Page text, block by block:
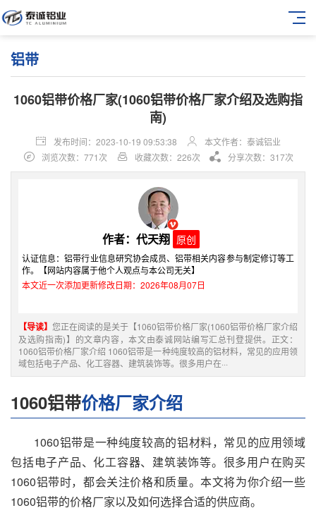
铝带
1060铝带价格厂家(1060铝带价格厂家介绍及选购指
南)
发布时间：2023-10-19 09:53:38
本文作者：泰诚铝业
浏览次数：771次
收藏次数：226次 分享次数：317次
作者：代天翔 原创
认证信息：铝带行业信息研究协会成员、铝带相关内容参与制定修订等工
作。【网站内容属于他个人观点与本公司无关】
本文近一次添加更新修改日期：2026年08月07日
【导读】 您正在阅读的是关于【1060铝带价格厂家(1060铝带价格厂家介绍
及选购指南)】的文章内容，本文由泰诚网站编写汇总刊登提供。正文：
1060铝带价格厂家介绍 1060铝带是一种纯度较高的铝材料，常见的应用领
域包括电子产品、化工容器、建筑装饰等。很多用户在···
1060铝带价格厂家介绍
1060铝带是一种纯度较高的铝材料，常见的应用领域
包括电子产品、化工容器、建筑装饰等。很多用户在购买
1060铝带时，都会关注价格和质量。本文将为你介绍一些
1060铝带的价格厂家以及如何选择合适的供应商。